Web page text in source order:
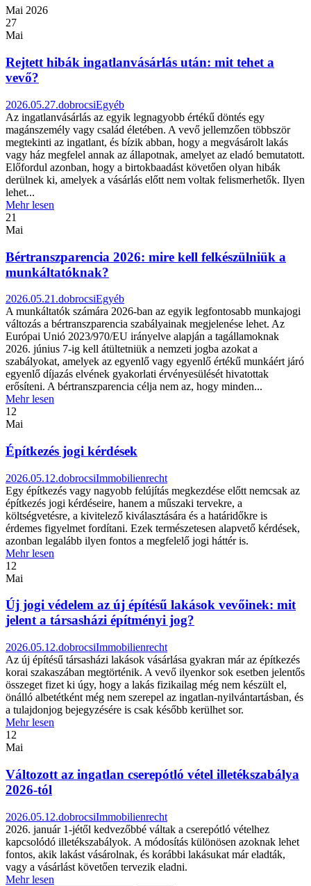
Mai 2026
27
Mai
Rejtett hibák ingatlanvásárlás után: mit tehet a
vevő?
2026.05.27.dobrocsiEgyéb
Az ingatlanvásárlás az egyik legnagyobb értékű döntés egy
magánszemély vagy család életében. A vevő jellemzően többször
megtekinti az ingatlant, és bízik abban, hogy a megvásárolt lakás
vagy ház megfelel annak az állapotnak, amelyet az eladó bemutatott.
Előfordul azonban, hogy a birtokbaadást követően olyan hibák
derülnek ki, amelyek a vásárlás előtt nem voltak felismerhetők. Ilyen
lehet...
Mehr lesen
21
Mai
Bértranszparencia 2026: mire kell felkészülniük a
munkáltatóknak?
2026.05.21.dobrocsiEgyéb
A munkáltatók számára 2026-ban az egyik legfontosabb munkajogi
változás a bértranszparencia szabályainak megjelenése lehet. Az
Európai Unió 2023/970/EU irányelve alapján a tagállamoknak
2026. június 7-ig kell átültetniük a nemzeti jogba azokat a
szabályokat, amelyek az egyenlő vagy egyenlő értékű munkáért járó
egyenlő díjazás elvének gyakorlati érvényesülését hivatottak
erősíteni. A bértranszparencia célja nem az, hogy minden...
Mehr lesen
12
Mai
Építkezés jogi kérdések
2026.05.12.dobrocsiImmobilienrecht
Egy építkezés vagy nagyobb felújítás megkezdése előtt nemcsak az
építkezés jogi kérdéseire, hanem a műszaki tervekre, a
költségvetésre, a kivitelező kiválasztására és a határidőkre is
érdemes figyelmet fordítani. Ezek természetesen alapvető kérdések,
azonban legalább ilyen fontos a megfelelő jogi háttér is.
Mehr lesen
12
Mai
Új jogi védelem az új építésű lakások vevőinek: mit
jelent a társasházi építményi jog?
2026.05.12.dobrocsiImmobilienrecht
Az új építésű társasházi lakások vásárlása gyakran már az építkezés
korai szakaszában megtörténik. A vevő ilyenkor sok esetben jelentős
összeget fizet ki úgy, hogy a lakás fizikailag még nem készült el,
önálló albetétként még nem szerepel az ingatlan-nyilvántartásban, és
a tulajdonjog bejegyzésére is csak később kerülhet sor.
Mehr lesen
12
Mai
Változott az ingatlan cserepótló vétel illetékszabálya
2026-tól
2026.05.12.dobrocsiImmobilienrecht
2026. január 1-jétől kedvezőbbé váltak a cserepótló vételhez
kapcsolódó illetékszabályok. A módosítás különösen azoknak lehet
fontos, akik lakást vásárolnak, és korábbi lakásukat már eladták,
vagy a vásárlást követően tervezik eladni.
Mehr lesen